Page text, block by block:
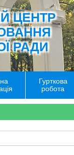
ЦЕНТР
РАДИ
Гурткова
робота